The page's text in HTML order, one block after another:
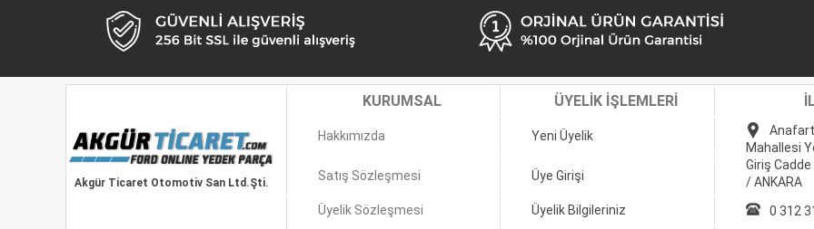
Akgür Ticaret Otomotiv San Ltd.Şti.
KURUMSAL ÜYELİK İŞLEMLERİ
Hakkımızda Yeni Üyelik
Mahallesi
Giriş
/ ANKARA
Satış Sözleşmesi Üye Girişi
Üyelik Sözleşmesi Üyelik Bilgileriniz 0 312